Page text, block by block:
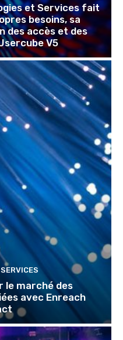
et Services fait
besoins, sa
des accès et des
V5
le marché des
avec Enreach